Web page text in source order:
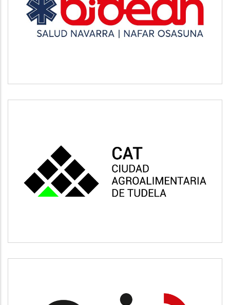
BIDEAN
Salud
CAT
Vivienda y urbanismo